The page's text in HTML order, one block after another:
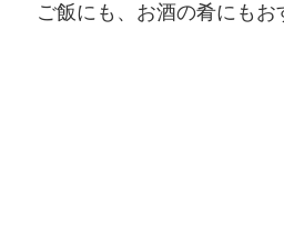
ご飯にも、お酒の肴にもお